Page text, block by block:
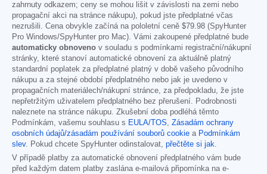
zahrnuty odkazem; ceny se mohou lišit v závislosti na zemi nebo
propagační akci na stránce nákupu), pokud jste předplatné včas
nezrušili. Cena obvykle začíná na pololetní ceně $79.98 (SpyHunter
Pro Windows/SpyHunter pro Mac). Vámi zakoupené předplatné bude
automaticky obnoveno v souladu s podmínkami registrační/nákupní
stránky, které stanoví automatické obnovení za aktuálně platný
standardní poplatek za předplatné platný v době vašeho původního
nákupu a za stejné období předplatného nebo jak je uvedeno v
propagačních materiálech/nákupní stránce, za předpokladu, že jste
nepřetržitým uživatelem předplatného bez přerušení. Podrobnosti
naleznete na stránce nákupu. Zkušební doba podléhá těmto
Podmínkám, vašemu souhlasu s EULA/TOS, Zásadám ochrany
osobních údajů/zásadám používání souborů cookie a Podmínkám
slev. Pokud chcete SpyHunter odinstalovat, přečtěte si jak.
V případě platby za automatické obnovení předplatného vám bude
před každým datem platby zaslána e-mailová připomínka na e-